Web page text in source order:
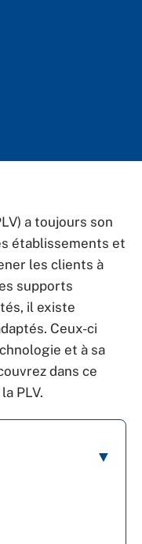
a toujours son
établissements et
les clients à
supports
il existe
Ceux-ci
et à sa
dans ce
PLV.